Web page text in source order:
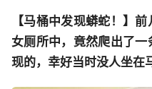
【马桶中发现蟒蛇！】前
女厕所中，竟然爬出了
现的，幸好当时没人坐在